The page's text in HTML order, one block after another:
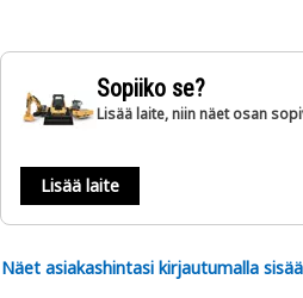
Sopiiko se?
Lisää laite, niin näet osan
Lisää laite
Näet asiakashintasi kirjautumalla